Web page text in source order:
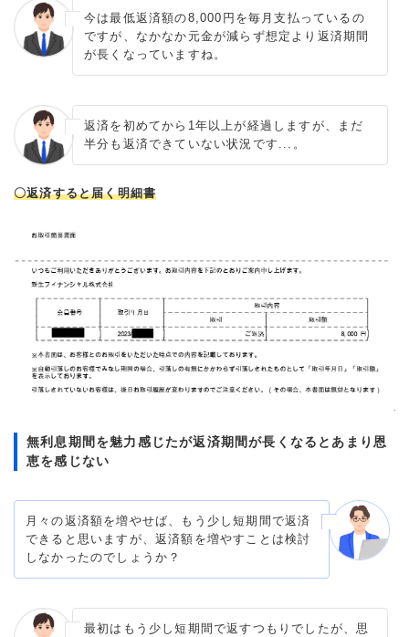
今は最低返済額の8,000円を毎月支払っているの
ですが、なかなか元金が減らず想定より返済期間
が長くなっていますね。
返済を初めてから1年以上が経過しますが、まだ
半分も返済できていない状況です...。
〇返済すると届く明細書
無利息期間を魅力感じたが返済期間が長くなるとあまり恩
恵を感じない
月々の返済額を増やせば、もう少し短期間で返済
できると思いますが、返済額を増やすことは検討
しなかったのでしょうか？
最初はもう少し短期間で返すつもりでしたが、思